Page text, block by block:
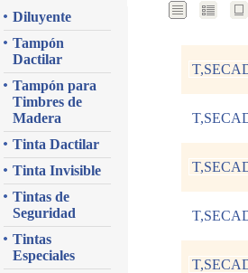
Diluyente
Tampón
Dactilar
Tampón para
Timbres de
Madera
Tinta Dactilar
Tinta Invisible
Tintas de
Seguridad
Tintas
Especiales